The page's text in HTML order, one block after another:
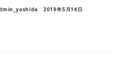
2019年5月14日